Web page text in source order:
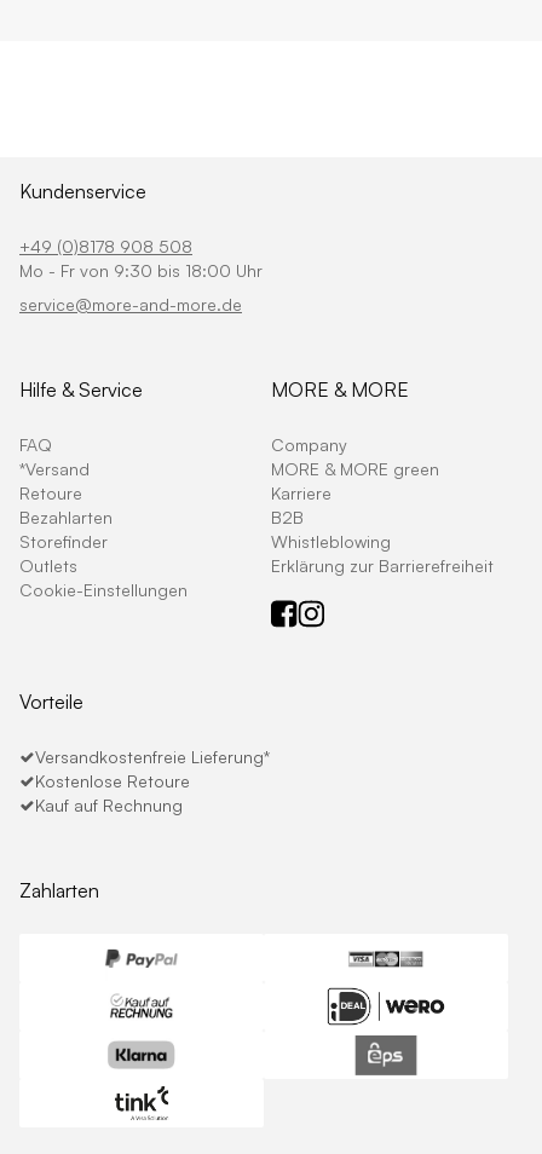
Kundenservice
+49 (0)8178 908 508
Mo - Fr von 9:30 bis 18:00 Uhr
service@more-and-more.de
Hilfe & Service
FAQ
*Versand
Retoure
Bezahlarten
Storefinder
Outlets
Cookie-Einstellungen
MORE & MORE
Company
MORE & MORE green
Karriere
B2B
Whistleblowing
Erklärung zur Barrierefreiheit
Vorteile
Versandkostenfreie Lieferung*
Kostenlose Retoure
Kauf auf Rechnung
Zahlarten